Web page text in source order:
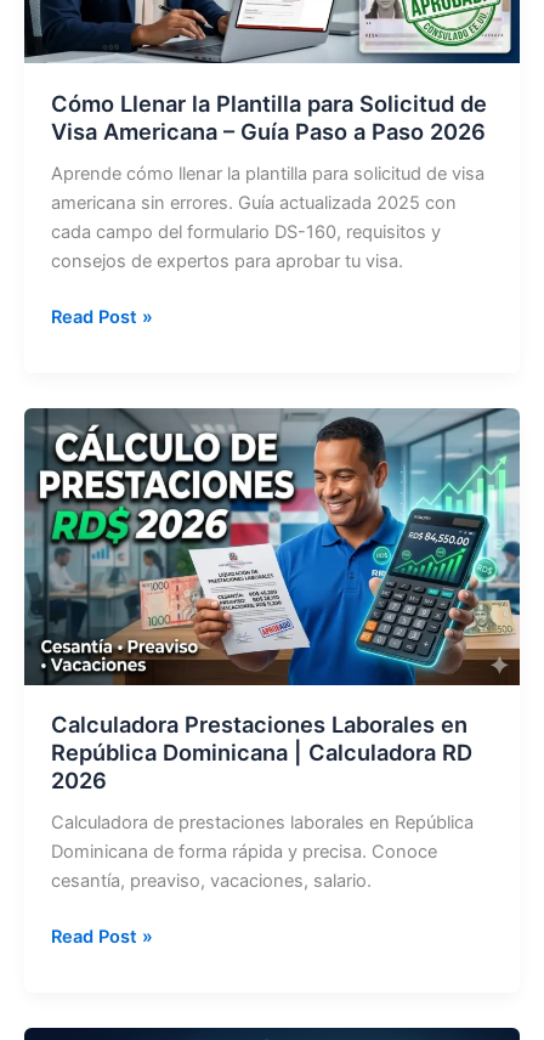
Oficial
[2026]
Cómo Llenar la Plantilla para Solicitud de
Visa Americana – Guía Paso a Paso 2026
Aprende cómo llenar la plantilla para solicitud de visa
americana sin errores. Guía actualizada 2025 con
cada campo del formulario DS-160, requisitos y
consejos de expertos para aprobar tu visa.
Cómo
Plantilla
para
Solicitud
de
Visa
Americana
–
Guía
Paso
a
2026
Read Post »
Calculadora Prestaciones Laborales en
República Dominicana | Calculadora RD
2026
Calculadora de prestaciones laborales en República
Dominicana de forma rápida y precisa. Conoce
cesantía, preaviso, vacaciones, salario.
Calculadora
en
Read Post »